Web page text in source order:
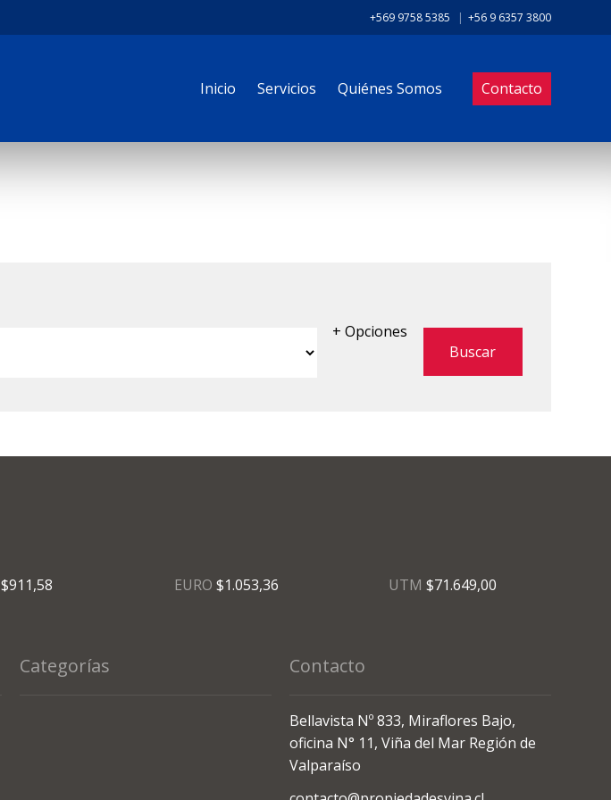
+569 9758 5385 | +56 9 6357 3800
Inicio Servicios Quiénes Somos Contacto
+ Opciones
$911,58 EURO $1.053,36 UTM $71.649,00
Categorías Contacto
Bellavista Nº 833, Miraflores Bajo,
oficina N° 11, Viña del Mar Región de
Valparaíso